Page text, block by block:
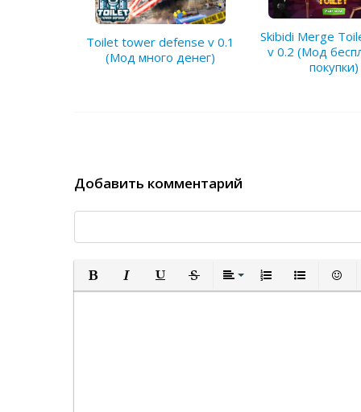
Toilet tower defense v 0.1
(Мод много денег)
Skibidi Merge
v 0.2 (Мод
покупки)
Добавить комментарий
Полужирный
КурсивПодчеркнутый
ЗачеркнутыйВыравнивание
Нумерованный